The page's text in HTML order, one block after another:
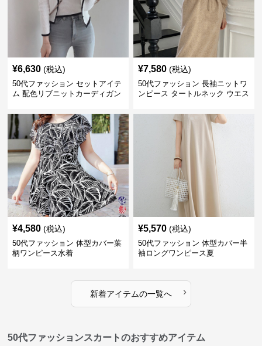
¥6,630 (税込)
50代ファッション セットアイテ
ム 配色リブニットカーディガン
¥7,580 (税込)
50代ファッション 長袖ニットワ
ンピース タートルネック ウエス
¥4,580 (税込)
50代ファッション 体型カバー葉
柄ワンピース水着
¥5,570 (税込)
50代ファッション 体型カバー半
袖ロングワンピース夏
新着アイテムの一覧へ ›
50代ファッションスカートのおすすめアイテム